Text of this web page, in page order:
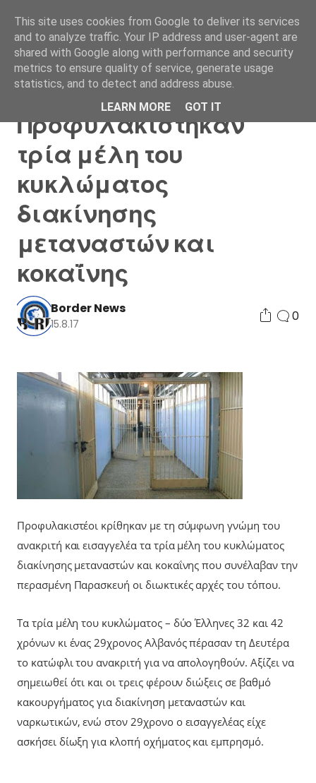
Κρήτη:
Προφυλακίστηκαν
τρία μέλη του
κυκλώματος
διακίνησης
μεταναστών και
κοκαΐνης
Border News
15.8.17
0
Προφυλακιστέοι κρίθηκαν με τη σύμφωνη γνώμη του
ανακριτή και εισαγγελέα τα τρία μέλη του κυκλώματος
διακίνησης μεταναστών και κοκαΐνης που συνέλαβαν την
περασμένη Παρασκευή οι διωκτικές αρχές του τόπου.
Τα τρία μέλη του κυκλώματος – δύο Έλληνες 32 και 42
χρόνων κι ένας 29χρονος Αλβανός πέρασαν τη Δευτέρα
το κατώφλι του ανακριτή για να απολογηθούν. Αξίζει να
σημειωθεί ότι και οι τρεις φέρουν διώξεις σε βαθμό
κακουργήματος για διακίνηση μεταναστών και
ναρκωτικών, ενώ στον 29χρονο ο εισαγγελέας είχε
ασκήσει δίωξη για κλοπή οχήματος και εμπρησμό.
This site uses cookies from Google to deliver its services
and to analyze traffic. Your IP address and user-agent are
shared with Google along with performance and security
metrics to ensure quality of service, generate usage
statistics, and to detect and address abuse.
LEARN MORE
GOT IT